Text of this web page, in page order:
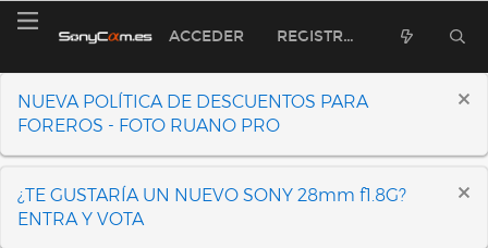
ACCEDER REGISTRARSE
NUEVA POLÍTICA DE DESCUENTOS PARA
FOREROS - FOTO RUANO PRO
¿TE GUSTARÍA UN NUEVO SONY 28mm f1.8G?
ENTRA Y VOTA